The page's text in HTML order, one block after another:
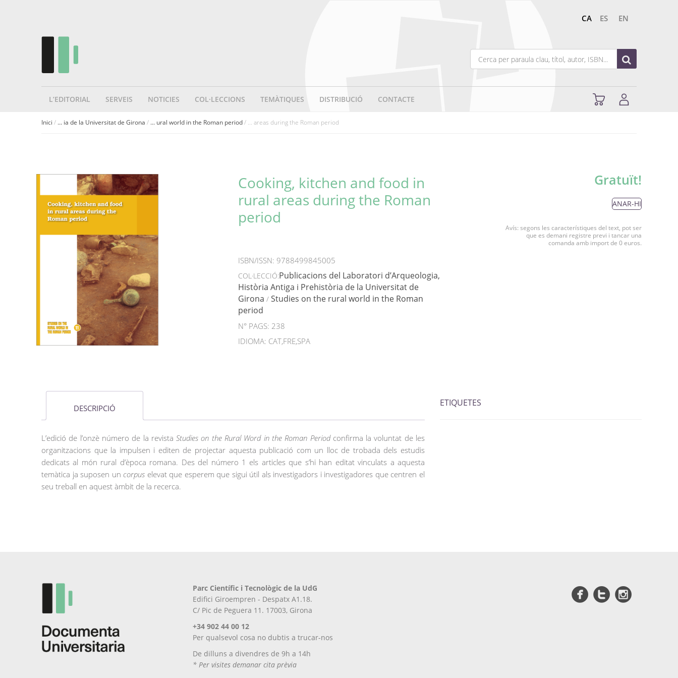
CA ES EN
L’EDITORIAL SERVEIS NOTICIES COL·LECCIONS TEMÀTIQUES DISTRIBUCIÓ CONTACTE
Inici / ... ia de la Universitat de Girona / ... ural world in the Roman period/ ... areas during the Roman period
Cooking, kitchen and food in
rural areas during the Roman
period
ISBN/ISSN: 9788499845005
COL·LECCIÓ:Publicacions del Laboratori d’Arqueologia,
Història Antiga i Prehistòria de la Universitat de
Girona / Studies on the rural world in the Roman
period
N° PAGS: 238
IDIOMA: CAT,FRE,SPA
Gratuït!
ANAR-HI
Avís: segons les característiques del text, pot ser
que es demani registre previ i tancar una
comanda amb import de 0 euros.
DESCRIPCIÓ
L’edició de l’onzè número de la revista Studies on the Rural Word in the Roman Periodconfirma la voluntat de les
organitzacions que la impulsen i editen de projectar aquesta publicació com un lloc de trobada dels estudis
dedicats al món rural d’època romana. Des del número 1 els articles que s’hi han editat vinculats a aquesta
temàtica ja suposen uncorpus elevat que esperem que sigui útil als investigadors i investigadores que centren el
seu treball en aquest àmbit de la recerca.
ETIQUETES
Parc Científic i Tecnològic de la UdG
Edifici Giroempren - Despatx A1.18.
C/ Pic de Peguera 11. 17003, Girona
+34 902 44 00 12
Per qualsevol cosa no dubtis a trucar-nos
De dilluns a divendres de 9h a 14h
* Per visites demanar cita prèvia